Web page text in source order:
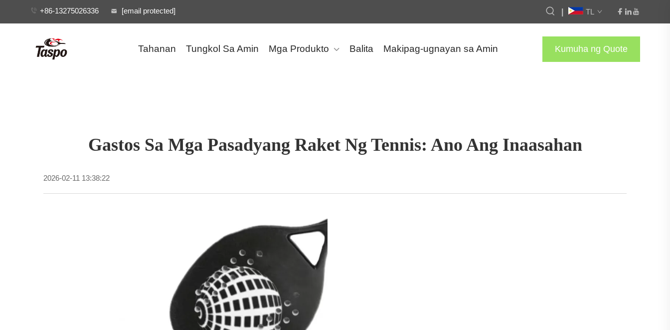
+86-13275026336 [email protected] TL
Tahanan Tungkol Sa Amin Mga Produkto Balita Makipag-ugnayan sa Amin Kumuha ng Quote
Gastos Sa Mga Pasadyang Raket Ng Tennis: Ano Ang Inaasahan
2026-02-11 13:38:22